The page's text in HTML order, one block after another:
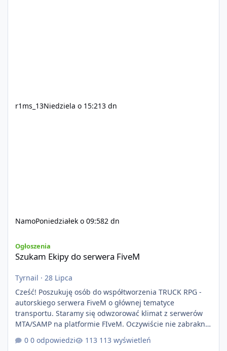
r1ms_13Niedziela o 15:213 dn
NamoPoniedziałek o 09:582 dn
Ogłoszenia
Szukam Ekipy do serwera FiveM
Tyrnail · 28 Lipca
Cześć! Poszukuję osób do współtworzenia TRUCK RPG -
autorskiego serwera FiveM o głównej tematyce
transportu. Staramy się odwzorować klimat z serwerów
MTA/SAMP na platformie FIveM. Oczywiście nie zabraknie
kontentu dla graczy którzy chcą robić coś innego niż
jeździć ciężarówką. Projekt tworzony jest od podstaw z
0 odpowiedzi 113 wyświetleń